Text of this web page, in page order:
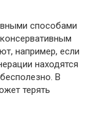
способами
например, если
находятся
В
терять